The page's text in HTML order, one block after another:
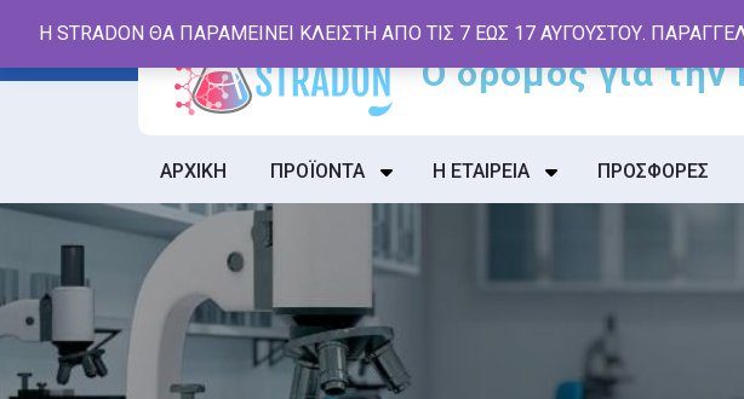
content
ΑΡΧΙΚΗ ΠΡΟΪΟΝΤΑ Η ΕΤΑΙΡΕΙΑ ΠΡΟΣΦΟΡΕΣ
Η STRADON ΘΑ ΠΑΡΑΜΕΙΝΕΙ ΚΛΕΙΣΤΗ ΑΠΟ ΤΙΣ 7 ΕΩΣ 17 ΑΥΓΟΥΣΤΟΥ.